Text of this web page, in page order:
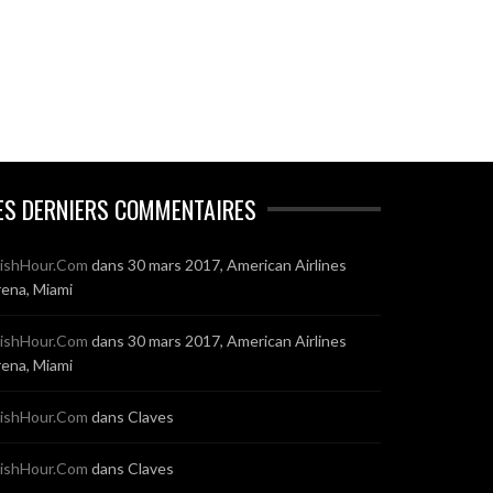
DERNIERS COMMENTAIRES
dans 30 mars 2017, American Airlines
Miami
dans 30 mars 2017, American Airlines
Miami
dans Claves
dans Claves